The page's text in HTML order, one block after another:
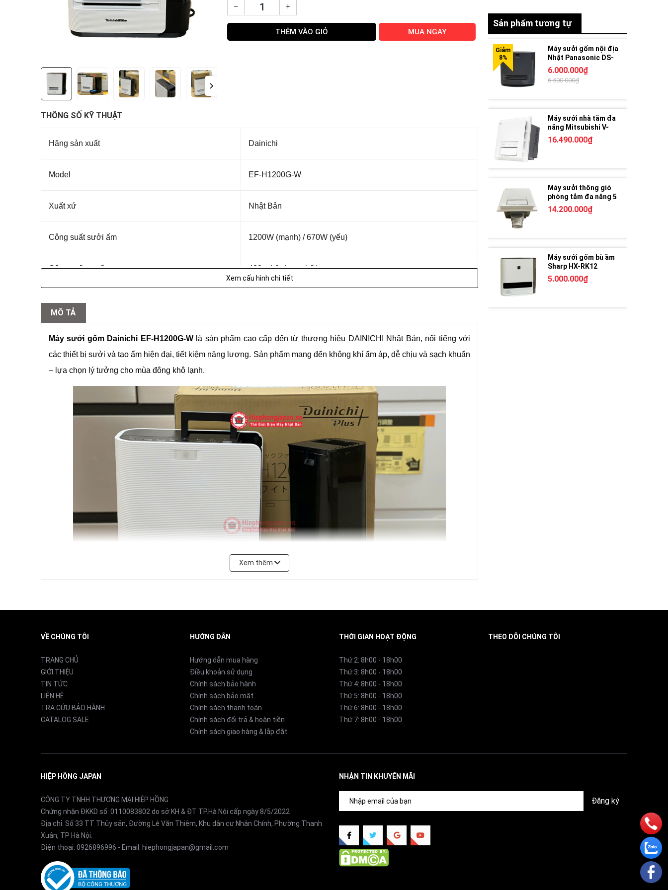
– +
THÊM VÀO GIỎ MUA NGAY
THÔNG SỐ KỸ THUẬT
Hãng sản xuất Dainichi
Model EF-H1200G-W
Xuất xứ Nhật Bản
Công suất sưởi ấm 1200W (mạnh) / 670W (yếu)
Công suất tạo ẩm 480 mL/h (cao nhất)
4.7 kg
1.8 m
4,9 – 12,9 m²
Trắng (White)
Xem cấu hình chi tiết
MÔ TẢ
Máy sưởi gốm Dainichi EF-H1200G-Wlà sản phẩm cao cấp đến từ thương hiệu DAINICHI Nhật Bản, nổi tiếng với
các thiết bị sưởi và tạo ẩm hiện đại, tiết kiệm năng lượng. Sản phẩm mang đến không khí ấm áp, dễ chịu và sạch khuẩn
– lựa chọn lý tưởng cho mùa đông khô lạnh.
I. Tính năng nổi bật của Máy sưởi gốm và tạo ẩm Dainichi EF-H1200G-W
1. Công suất mạnh mẽ – Sưởi ấm nhanh, lan tỏa đều
sưởi thông thường.
Xem thêm
Sản phẩm tương tự
Máy sưởi gốm nội địa
Nhật Panasonic DS-
FKX1206
6.000.000₫
6.500.000₫
Máy sưởi nhà tắm đa
năng Mitsubishi V-
251BZ5 | Nhập khẩu
Nhật Bản
16.490.000₫
Máy sưởi thông gió
phòng tắm đa năng 5
trong 1 V-241BZ
14.200.000₫
Máy sưởi gốm bù ầm
Sharp HX-RK12
5.000.000₫
VỀ CHÚNG TÔI
TRANG CHỦ
GIỚI THIỆU
TIN TỨC
LIÊN HỆ
TRA CỨU BẢO HÀNH
CATALOG SALE
HƯỚNG DẪN
Hướng dẫn mua hàng
Điều khoản sử dụng
Chính sách bảo hành
Chính sách bảo mật
Chính sách thanh toán
Chính sách đổi trả & hoàn tiền
Chính sách giao hàng & lắp đặt
THỜI GIAN HOẠT ĐỘNG
Thứ 2: 8h00 - 18h00
Thứ 3: 8h00 - 18h00
Thứ 4: 8h00 - 18h00
Thứ 5: 8h00 - 18h00
Thứ 6: 8h00 - 18h00
Thứ 7: 8h00 - 18h00
THEO DÕI CHÚNG TÔI
HIỆP HỒNG JAPAN
CÔNG TY TNHH THƯƠNG MẠI HIỆP HỒNG
Chứng nhận ĐKKD số: 0110083802 do sở KH & ĐT TP.Hà Nội cấp ngày 8/5/2022
Địa chỉ: Số 33 TT Thủy sản, Đường Lê Văn Thiêm, Khu dân cư Nhân Chính, Phường Thanh
Xuân, TP Hà Nội.
Điện thoại: 0926896996 - Email: hiephongjapan@gmail.com
NHẬN TIN KHUYẾN MÃI
Đăng ký